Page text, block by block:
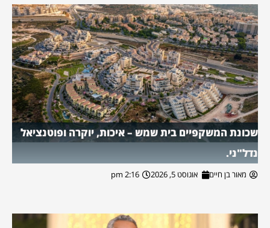
שכונת המשקפיים בית שמש – איכות, יוקרה ופוטנציאל
נדל"ני.
מאור בן חיים אוגוסט 5, 2026 2:16 pm